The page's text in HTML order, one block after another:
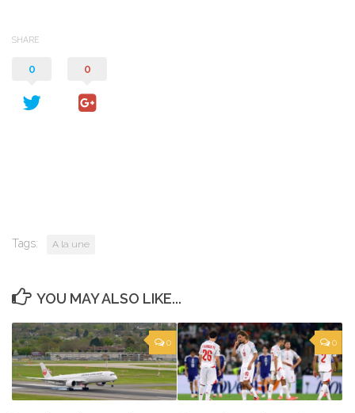
SHARE
0 0
Tags: A la une
YOU MAY ALSO LIKE...
0 0